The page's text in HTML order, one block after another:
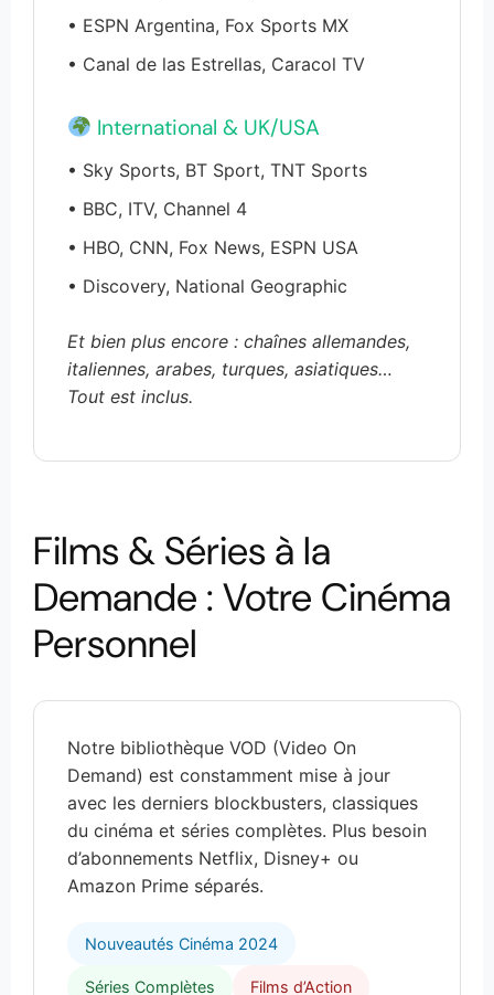
• ESPN Argentina, Fox Sports MX
• Canal de las Estrellas, Caracol TV
International & UK/USA
• Sky Sports, BT Sport, TNT Sports
• BBC, ITV, Channel 4
• HBO, CNN, Fox News, ESPN USA
• Discovery, National Geographic
Et bien plus encore : chaînes allemandes,
italiennes, arabes, turques, asiatiques…
Tout est inclus.
Films & Séries à la
Demande : Votre Cinéma
Personnel
Notre bibliothèque VOD (Video On
Demand) est constamment mise à jour
avec les derniers blockbusters, classiques
du cinéma et séries complètes. Plus besoin
d’abonnements Netflix, Disney+ ou
Amazon Prime séparés.
Nouveautés Cinéma 2024
Séries Complètes Films d’Action